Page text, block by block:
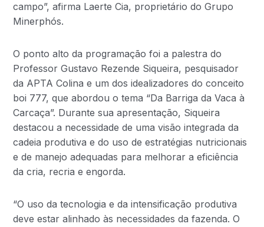
campo”, afirma Laerte Cia, proprietário do Grupo
Minerphós.
O ponto alto da programação foi a palestra do
Professor Gustavo Rezende Siqueira, pesquisador
da APTA Colina e um dos idealizadores do conceito
boi 777, que abordou o tema “Da Barriga da Vaca à
Carcaça”. Durante sua apresentação, Siqueira
destacou a necessidade de uma visão integrada da
cadeia produtiva e do uso de estratégias nutricionais
e de manejo adequadas para melhorar a eficiência
da cria, recria e engorda.
“O uso da tecnologia e da intensificação produtiva
deve estar alinhado às necessidades da fazenda. O